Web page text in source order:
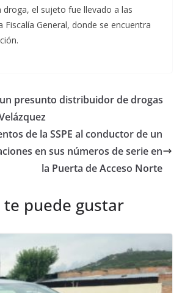
droga, el sujeto fue llevado a las
Fiscalía General, donde se encuentra
presunto distribuidor de drogas
de la SSPE al conductor de un
en sus números de serie en
la Puerta de Acceso Norte
puede gustar